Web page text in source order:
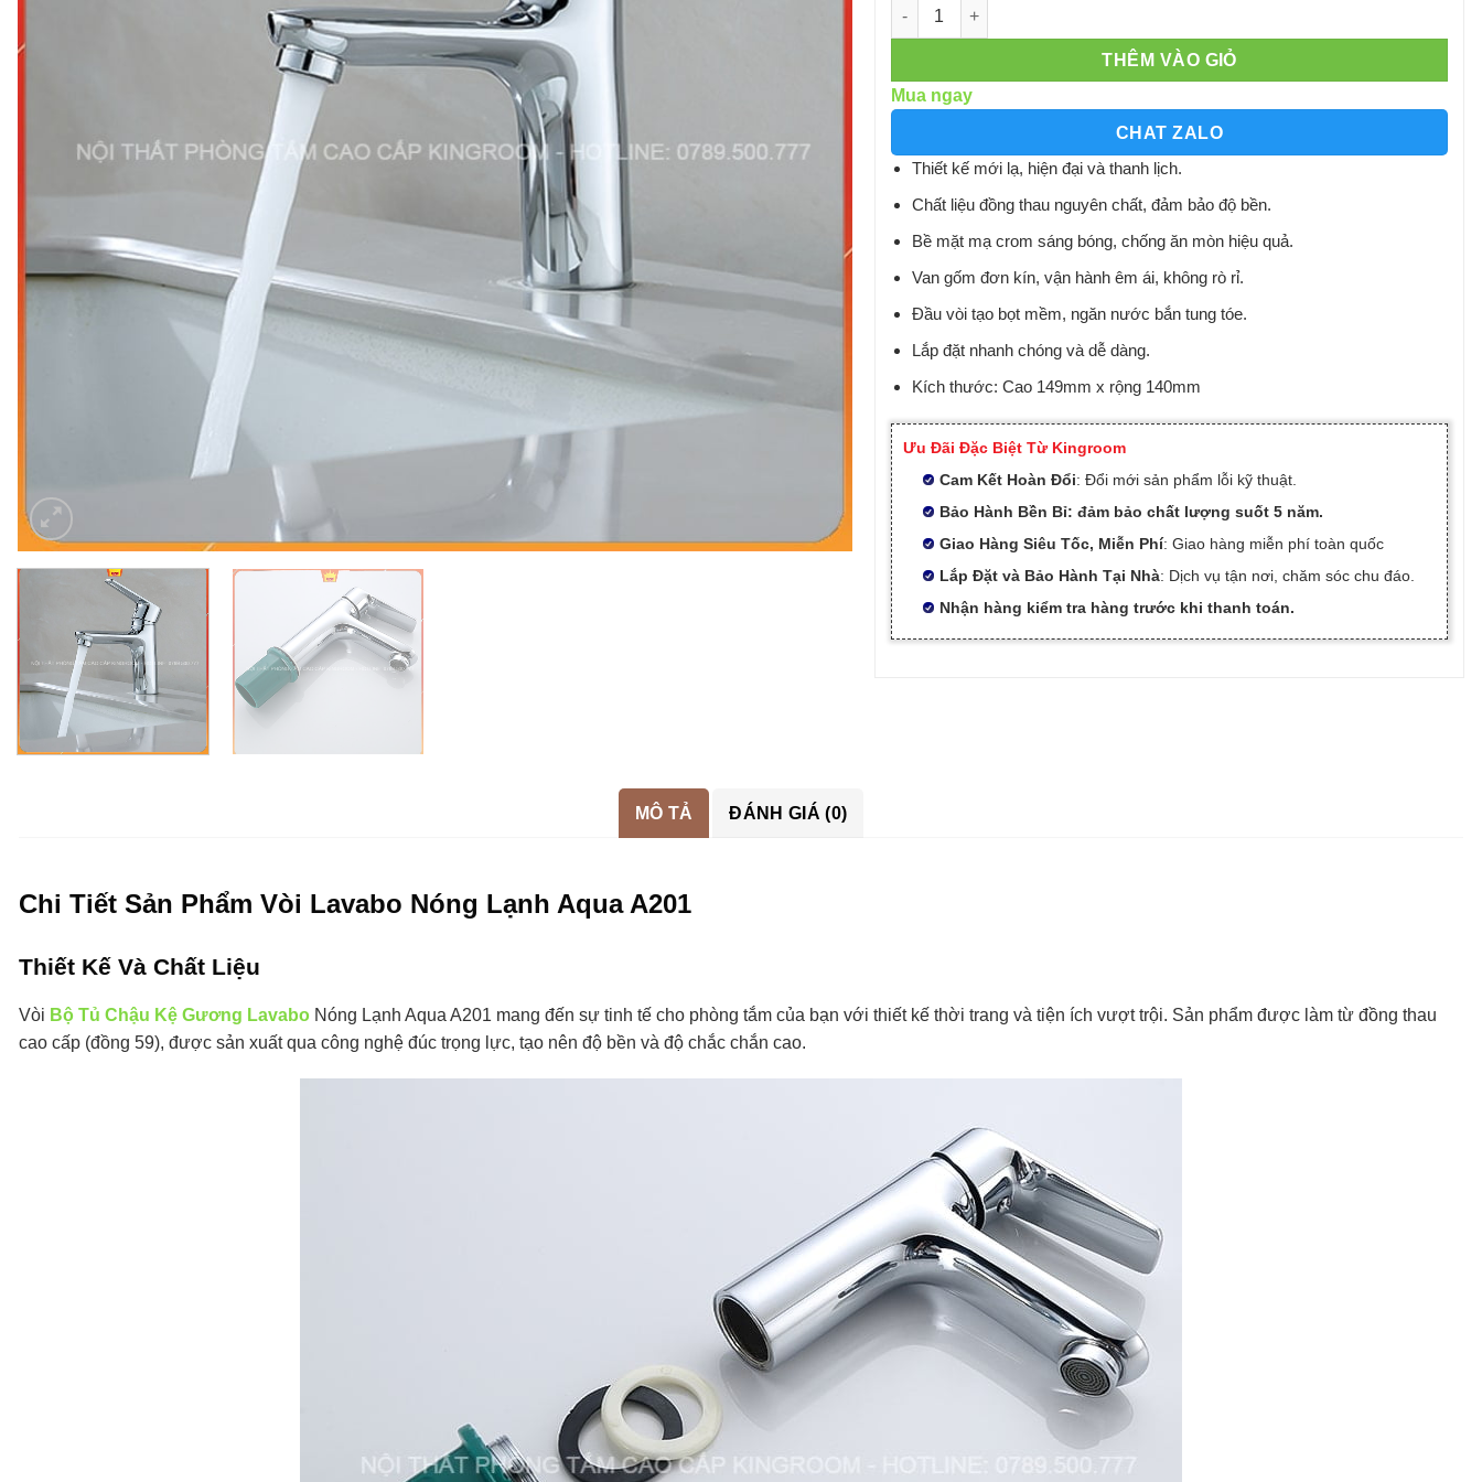
Số lượng
THÊM VÀO GIỎ
Mua ngay
CHAT ZALO
Thiết kế mới lạ, hiện đại và thanh lịch.
Chất liệu đồng thau nguyên chất, đảm bảo độ bền.
Bề mặt mạ crom sáng bóng, chống ăn mòn hiệu quả.
Van gốm đơn kín, vận hành êm ái, không rò rỉ.
Đầu vòi tạo bọt mềm, ngăn nước bắn tung tóe.
Lắp đặt nhanh chóng và dễ dàng.
Kích thước: Cao 149mm x rộng 140mm
Ưu Đãi Đặc Biệt Từ Kingroom
Cam Kết Hoàn Đổi: Đổi mới sản phẩm lỗi kỹ thuật.
Bảo Hành Bền Bỉ: đảm bảo chất lượng suốt 5 năm.
Giao Hàng Siêu Tốc, Miễn Phí: Giao hàng miễn phí toàn quốc
Lắp Đặt và Bảo Hành Tại Nhà: Dịch vụ tận nơi, chăm sóc chu đáo.
Nhận hàng kiểm tra hàng trước khi thanh toán.
MÔ TẢ ĐÁNH GIÁ (0)
Chi Tiết Sản Phẩm Vòi Lavabo Nóng Lạnh Aqua A201
Thiết Kế Và Chất Liệu
Vòi Bộ Tủ Chậu Kệ Gương Lavabo Nóng Lạnh Aqua A201 mang đến sự tinh tế cho phòng tắm của bạn với thiết kế thời trang và tiện ích vượt trội. Sản phẩm được làm từ đồng thau
cao cấp (đồng 59), được sản xuất qua công nghệ đúc trọng lực, tạo nên độ bền và độ chắc chắn cao.